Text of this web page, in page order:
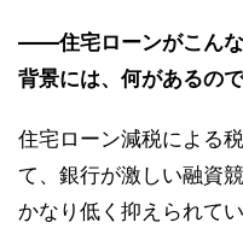
――住宅ローンがこんな
背景には、何があるの
住宅ローン減税による
て、銀行が激しい融資
かなり低く抑えられて